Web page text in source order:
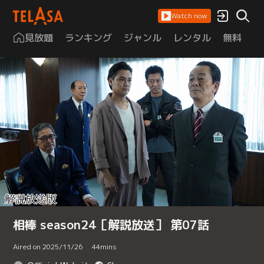
Watch now
見放題 ランキング ジャンル レンタル 無料
相棒 season24［解説放送］ 第07話
Aired on 2025/11/26 44mins